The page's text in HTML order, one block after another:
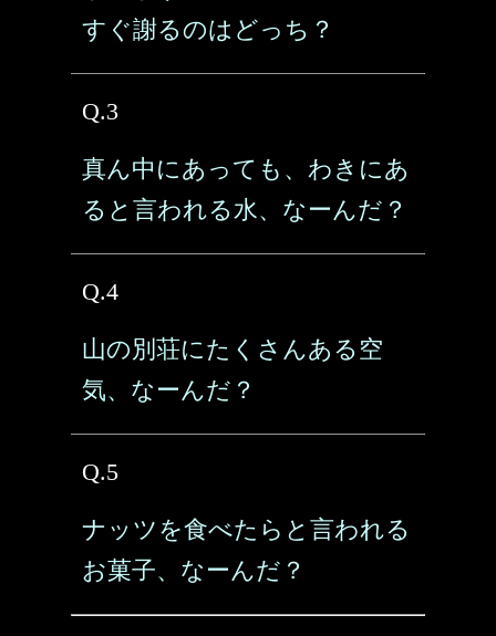
すぐ謝るのはどっち？
Q.3
真ん中にあっても、わきにあ
ると言われる水、なーんだ？
Q.4
山の別荘にたくさんある空
気、なーんだ？
Q.5
ナッツを食べたらと言われる
お菓子、なーんだ？